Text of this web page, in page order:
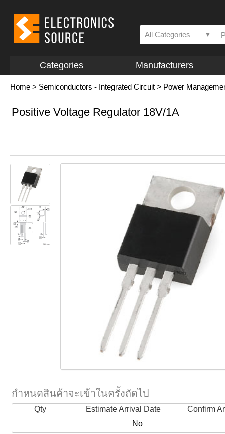
All Categories ▼
Categories Manufacturers
Home > Semiconductors - Integrated Circuit > Power
Positive Voltage Regulator 18V/1A
กำหนดสินค้าจะเข้าในครั้งถัดไป
Qty Estimate Arrival Date
Confirm
No